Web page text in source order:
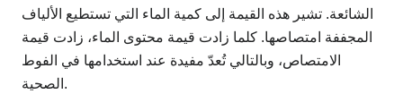
الشائعة. تشير هذه القيمة إلى كمية الماء التي تستطيع الألياف
المجففة امتصاصها. كلما زادت قيمة محتوى الماء، زادت قيمة
الامتصاص، وبالتالي تُعدّ مفيدة عند استخدامها في الفوط
الصحية.